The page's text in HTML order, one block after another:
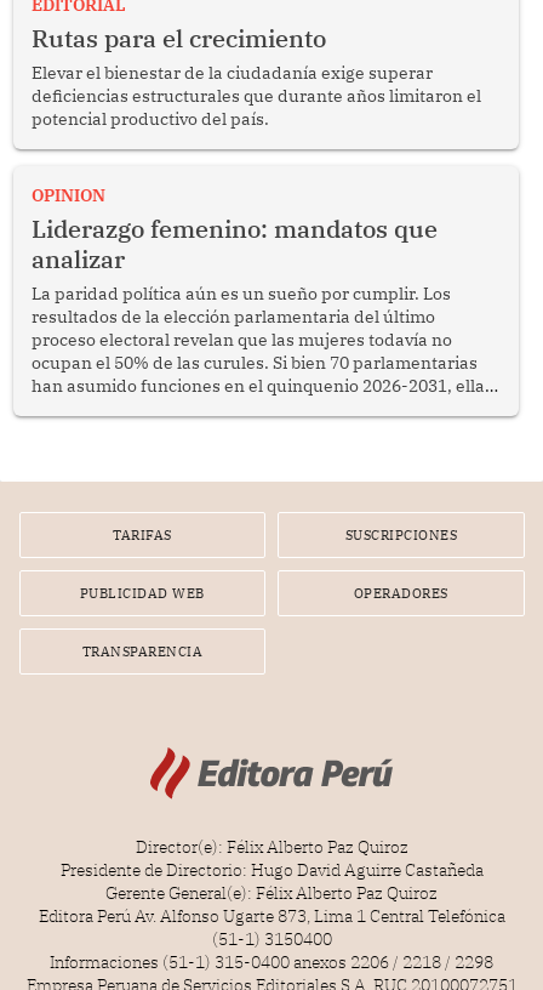
EDITORIAL
Rutas para el crecimiento
Elevar el bienestar de la ciudadanía exige superar
deficiencias estructurales que durante años limitaron el
potencial productivo del país.
OPINION
Liderazgo femenino: mandatos que
analizar
La paridad política aún es un sueño por cumplir. Los
resultados de la elección parlamentaria del último
proceso electoral revelan que las mujeres todavía no
ocupan el 50% de las curules. Si bien 70 parlamentarias
han asumido funciones en el quinquenio 2026-2031, ellas
TARIFAS SUSCRIPCIONES
PUBLICIDAD WEB OPERADORES
TRANSPARENCIA
Director(e): Félix Alberto Paz Quiroz
Presidente de Directorio: Hugo David Aguirre Castañeda
Gerente General(e): Félix Alberto Paz Quiroz
Editora Perú Av. Alfonso Ugarte 873, Lima 1 Central Telefónica
(51-1) 3150400
Informaciones (51-1) 315-0400 anexos 2206 / 2218 / 2298
Empresa Peruana de Servicios Editoriales S.A. RUC 20100072751